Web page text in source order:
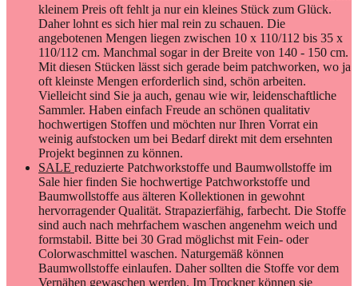
kleinem Preis oft fehlt ja nur ein kleines Stück zum Glück.
Daher lohnt es sich hier mal rein zu schauen. Die
angebotenen Mengen liegen zwischen 10 x 110/112 bis 35 x
110/112 cm. Manchmal sogar in der Breite von 140 - 150 cm.
Mit diesen Stücken lässt sich gerade beim patchworken, wo ja
oft kleinste Mengen erforderlich sind, schön arbeiten.
Vielleicht sind Sie ja auch, genau wie wir, leidenschaftliche
Sammler. Haben einfach Freude an schönen qualitativ
hochwertigen Stoffen und möchten nur Ihren Vorrat ein
weinig aufstocken um bei Bedarf direkt mit dem ersehnten
Projekt beginnen zu können.
SALE reduzierte Patchworkstoffe und Baumwollstoffe im
Sale hier finden Sie hochwertige Patchworkstoffe und
Baumwollstoffe aus älteren Kollektionen in gewohnt
hervorragender Qualität. Strapazierfähig, farbecht. Die Stoffe
sind auch nach mehrfachem waschen angenehm weich und
formstabil. Bitte bei 30 Grad möglichst mit Fein- oder
Colorwaschmittel waschen. Naturgemäß können
Baumwollstoffe einlaufen. Daher sollten die Stoffe vor dem
Vernähen gewaschen werden. Im Trockner können sie